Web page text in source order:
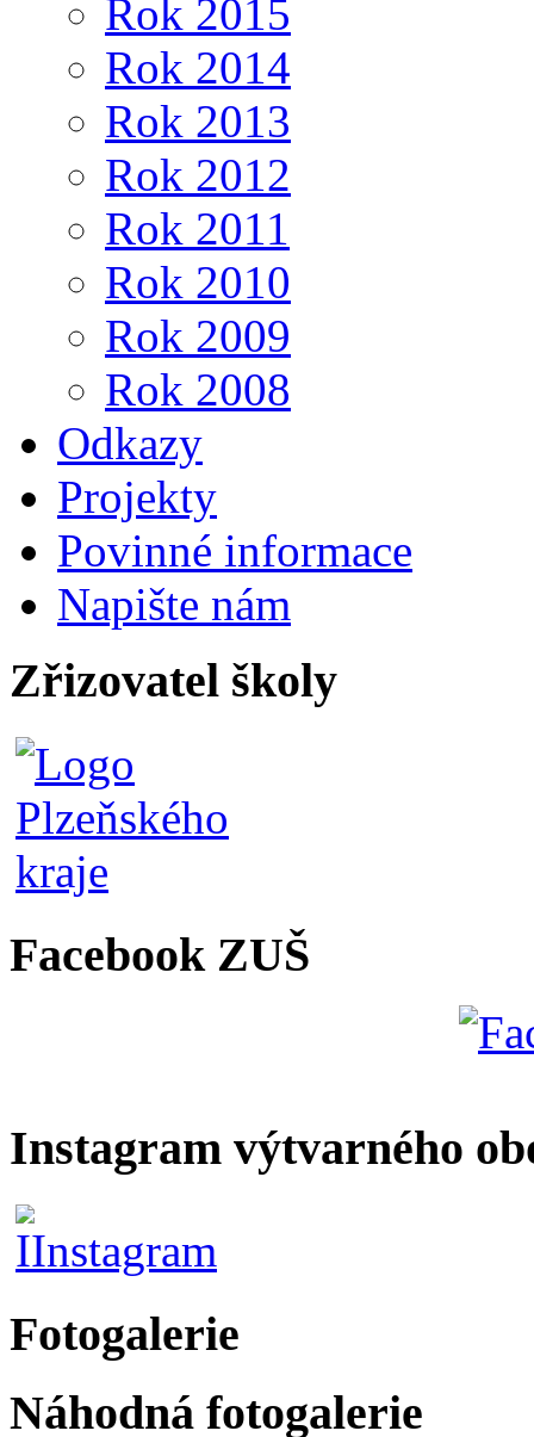
Rok 2015
Rok 2014
Rok 2013
Rok 2012
Rok 2011
Rok 2010
Rok 2009
Rok 2008
Odkazy
Projekty
Povinné informace
Napište nám
Zřizovatel školy
Facebook ZUŠ
Instagram výtvarného
Fotogalerie
Náhodná fotogalerie